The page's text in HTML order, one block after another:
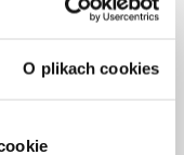
O plikach cookies